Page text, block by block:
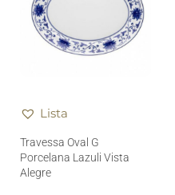
Lista
Travessa Oval G
Porcelana Lazuli Vista
Alegre